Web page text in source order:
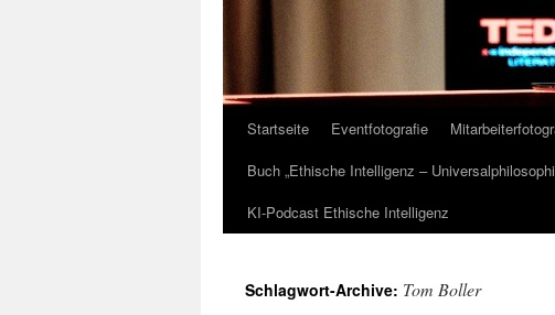
Zum
Inhalt
springen
Startseite Eventfotografie
Buch „Ethische Intelligenz –
KI-Podcast Ethische Intelligenz
Schlagwort-Archive: Tom Boller